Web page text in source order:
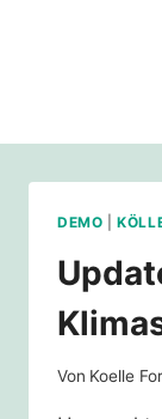
DEMO |
Von Koelle